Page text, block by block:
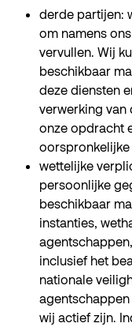
derde partijen:
om namens
vervullen. Wij
beschikbaar
deze diensten
verwerking van
onze opdracht
wettelijke
persoonlijke
beschikbaar
instanties,
inclusief het
nationale
wij actief zijn.